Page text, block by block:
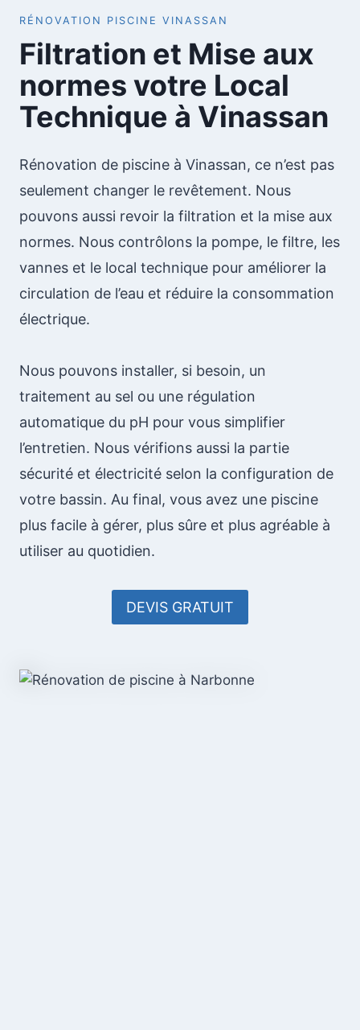
RÉNOVATION PISCINE VINASSAN
Filtration et Mise aux
normes votre Local
Technique à Vinassan
Rénovation de piscine à Vinassan, ce n’est pas
seulement changer le revêtement. Nous
pouvons aussi revoir la filtration et la mise aux
normes. Nous contrôlons la pompe, le filtre, les
vannes et le local technique pour améliorer la
circulation de l’eau et réduire la consommation
électrique.
Nous pouvons installer, si besoin, un
traitement au sel ou une régulation
automatique du pH pour vous simplifier
l’entretien. Nous vérifions aussi la partie
sécurité et électricité selon la configuration de
votre bassin. Au final, vous avez une piscine
plus facile à gérer, plus sûre et plus agréable à
utiliser au quotidien.
DEVIS GRATUIT